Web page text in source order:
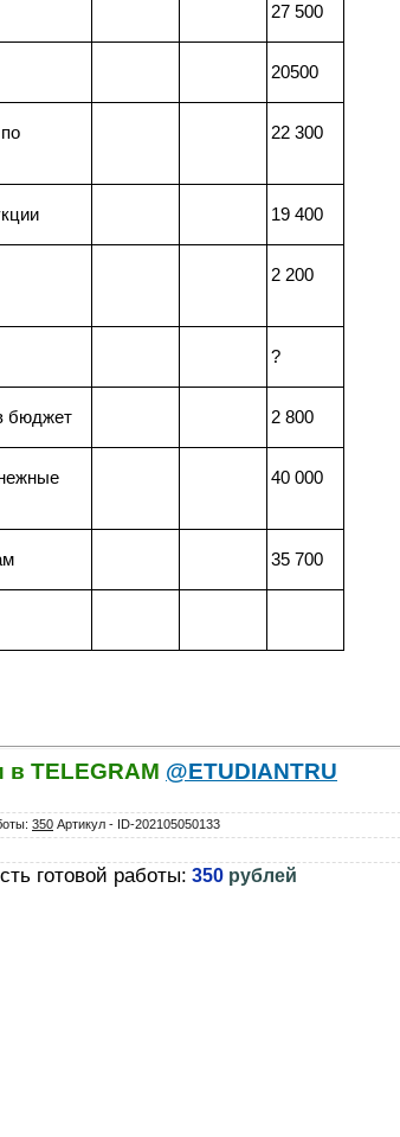
27 500
20500
22 300
19 400
2 200
?
бюджет 2 800
40 000
35 700
TELEGRAM @ETUDIANTRU
: 350 Артикул - ID-202105050133
готовой работы: 350 рублей